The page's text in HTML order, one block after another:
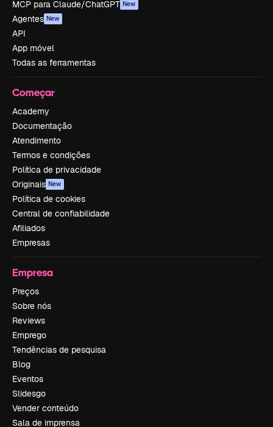
MCP para Claude/ChatGPT New
Agentes New
API
App móvel
Todas as ferramentas
Começar
Academy
Documentação
Atendimento
Termos e condições
Política de privacidade
Originais New
Política de cookies
Central de confiabilidade
Afiliados
Empresas
Empresa
Preços
Sobre nós
Reviews
Emprego
Tendências de pesquisa
Blog
Eventos
Slidesgo
Vender conteúdo
Sala de imprensa